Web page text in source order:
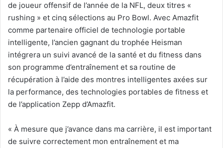
de joueur offensif de l’année de la NFL, deux titres «
rushing » et cinq sélections au Pro Bowl. Avec Amazfit
comme partenaire officiel de technologie portable
intelligente, l’ancien gagnant du trophée Heisman
intégrera un suivi avancé de la santé et du fitness dans
son programme d’entraînement et sa routine de
récupération à l’aide des montres intelligentes axées sur
la performance, des technologies portables de fitness et
de l’application Zepp d’Amazfit.
« À mesure que j’avance dans ma carrière, il est important
de suivre correctement mon entraînement et ma